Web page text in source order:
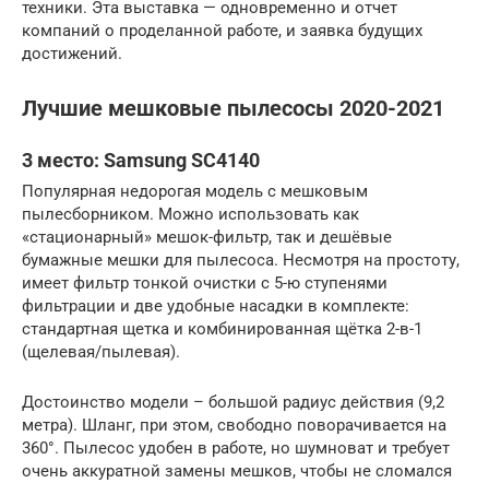
техники. Эта выставка — одновременно и отчет
компаний о проделанной работе, и заявка будущих
достижений.
Лучшие мешковые пылесосы 2020-2021
3 место: Samsung SC4140
Популярная недорогая модель с мешковым
пылесборником. Можно использовать как
«стационарный» мешок-фильтр, так и дешёвые
бумажные мешки для пылесоса. Несмотря на простоту,
имеет фильтр тонкой очистки с 5-ю ступенями
фильтрации и две удобные насадки в комплекте:
стандартная щетка и комбинированная щётка 2-в-1
(щелевая/пылевая).
Достоинство модели – большой радиус действия (9,2
метра). Шланг, при этом, свободно поворачивается на
360°. Пылесос удобен в работе, но шумноват и требует
очень аккуратной замены мешков, чтобы не сломался